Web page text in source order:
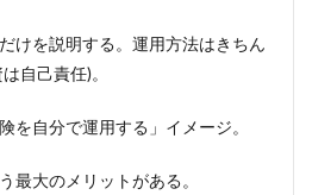
けを説明する。運用方法はきちん
自己責任)。
を自分で運用する」イメージ。
最大のメリットがある。